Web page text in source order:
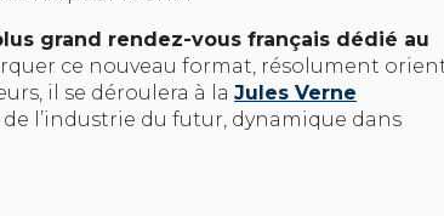
grand rendez-vous français dédié au
ce nouveau format, résolument
il se déroulera à la Jules Verne
de l’industrie du futur, dynamique dans